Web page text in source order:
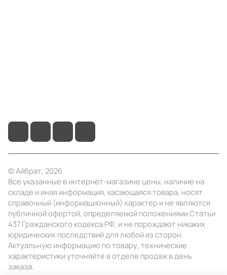
© Айбрат, 2026
Все указанные в интернет-магазине цены, наличие на
складе и иная информация, касающаяся товара, носят
справочный (информационный) характер и не являются
публичной офертой, определяемой положениями Статьи
437 Гражданского кодекса РФ, и не порождают никаких
юридических последствий для любой из сторон.
Актуальную информацию по товару, технические
характеристики уточняйте в отделе продаж в день
заказа.